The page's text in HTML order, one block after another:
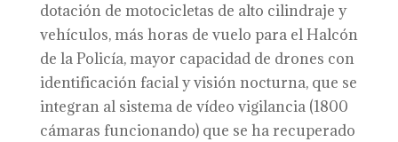
dotación de motocicletas de alto cilindraje y
vehículos, más horas de vuelo para el Halcón
de la Policía, mayor capacidad de drones con
identificación facial y visión nocturna, que se
integran al sistema de vídeo vigilancia (1800
cámaras funcionando) que se ha recuperado